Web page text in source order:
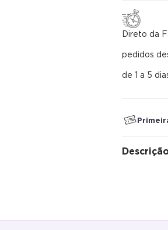
Direto da
pedidos
de 1 a 5